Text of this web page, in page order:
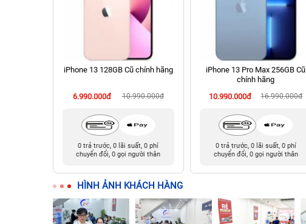
iPhone 13 128GB Cũ chính hãng
6.990.000đ 10.990.000đ
0 trả trước, 0 lãi suất, 0 phí
chuyển đổi, 0 gọi người thân
iPhone 13 Pro Max 256GB Cũ
chính hãng
10.990.000đ
16.990.000đ
0 trả trước, 0 lãi suất, 0 phí
chuyển đổi, 0 gọi người thân
HÌNH ẢNH KHÁCH HÀNG